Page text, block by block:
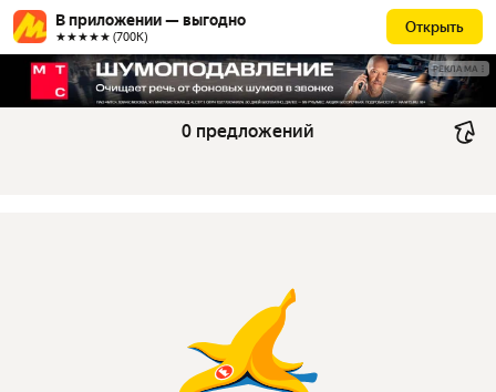
В приложении — выгодно
★★★★★ (700К)
Открыть
РЕКЛАМА
0 предложений